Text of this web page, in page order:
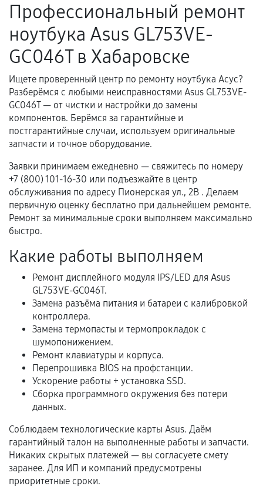
Поломка установленной детали при
нормальной эксплуатации в течение
гарантийного срока.
Несоответствие комплектующей заявленным
техническим характеристикам.
Документы для подтверждения
гарантии
Гарантийный талон.
Акт выполненных работ с датой, перечнем
услуг и сроком гарантии.
Документы на установленные комплектующие
и кассовый чек.
Расширенная гарантия
В некоторых случаях возможно оформление
расширенной гарантии. Стоимость, сроки и
условия продления согласовываются отдельно и
фиксируются в документах.
Когда гарантия не действует
механические повреждения, попадание влаги,
перегрев, коррозия.
Самостоятельный ремонт или вмешательство
третьих лиц.
Профессиональный ремонт
ноутбука Asus GL753VE-
GC046T в Хабаровске
Ищете проверенный центр по ремонту ноутбука Асус?
Разберёмся с любыми неисправностями Asus GL753VE-
GC046T — от чистки и настройки до замены
компонентов. Берёмся за гарантийные и
постгарантийные случаи, используем оригинальные
запчасти и точное оборудование.
Заявки принимаем ежедневно — свяжитесь по номеру
+7 (800) 101-16-30 или подъезжайте в центр
обслуживания по адресу Пионерская ул., 2В . Делаем
первичную оценку бесплатно при дальнейшем ремонте.
Ремонт за минимальные сроки выполняем максимально
быстро.
Какие работы выполняем
Ремонт дисплейного модуля IPS/LED для Asus
GL753VE-GC046T.
Замена разъёма питания и батареи с калибровкой
контроллера.
Замена термопасты и термопрокладок с
шумопонижением.
Ремонт клавиатуры и корпуса.
Перепрошивка BIOS на профстанции.
Ускорение работы + установка SSD.
Сборка программного окружения без потери
данных.
Соблюдаем технологические карты Asus. Даём
гарантийный талон на выполненные работы и запчасти.
Никаких скрытых платежей — вы согласуете смету
заранее. Для ИП и компаний предусмотрены
приоритетные сроки.